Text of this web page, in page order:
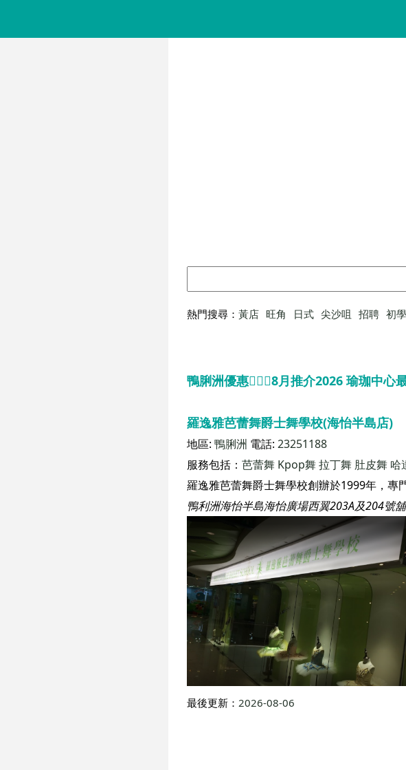
熱門搜尋： 黃店 旺角 日式 尖沙咀 招聘 初學
鴨脷洲優惠🧘🏻‍♀️8月推介2026 瑜珈中
羅逸雅芭蕾舞爵士舞學校(海怡半島店)
地區: 鴨脷洲 電話: 23251188
服務包括： 芭蕾舞 Kpop舞拉丁舞 肚皮舞 哈
鴨利洲海怡半島海怡廣場西翼203A及204號舖
最後更新： 2026-08-06